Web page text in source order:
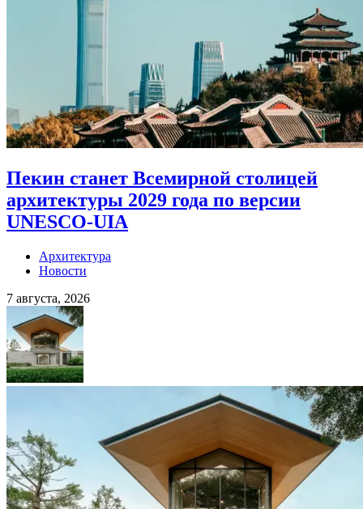
Пекин станет Всемирной столицей
архитектуры 2029 года по версии
UNESCO-UIA
Архитектура
Новости
7 августа, 2026